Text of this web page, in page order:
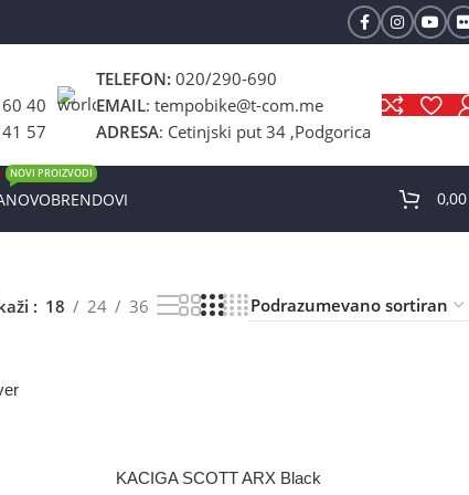
40
57
TELEFON: 020/290-690
EMAIL: tempobike@t-com.me
ADRESA: Cetinjski put 34 ,Podgorica
NOVO
NOVI PROIZVODI
BRENDOVI
18 24 36
KACIGA SCOTT ARX Black